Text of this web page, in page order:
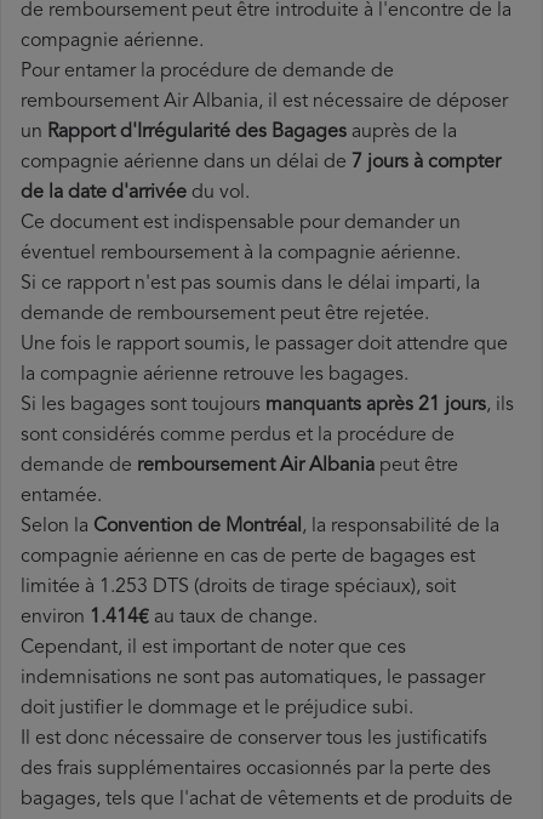
de remboursement peut être introduite à l'encontre de la
compagnie aérienne.
Pour entamer la procédure de demande de
remboursement Air Albania, il est nécessaire de déposer
un Rapport d'Irrégularité des Bagages auprès de la
compagnie aérienne dans un délai de 7 jours à compter
de la date d'arrivée du vol.
Ce document est indispensable pour demander un
éventuel remboursement à la compagnie aérienne.
Si ce rapport n'est pas soumis dans le délai imparti, la
demande de remboursement peut être rejetée.
Une fois le rapport soumis, le passager doit attendre que
la compagnie aérienne retrouve les bagages.
Si les bagages sont toujours manquants après 21 jours, ils
sont considérés comme perdus et la procédure de
demande de remboursement Air Albania peut être
entamée.
Selon la Convention de Montréal, la responsabilité de la
compagnie aérienne en cas de perte de bagages est
limitée à 1.253 DTS (droits de tirage spéciaux), soit
environ 1.414€ au taux de change.
Cependant, il est important de noter que ces
indemnisations ne sont pas automatiques, le passager
doit justifier le dommage et le préjudice subi.
Il est donc nécessaire de conserver tous les justificatifs
des frais supplémentaires occasionnés par la perte des
bagages, tels que l'achat de vêtements et de produits de